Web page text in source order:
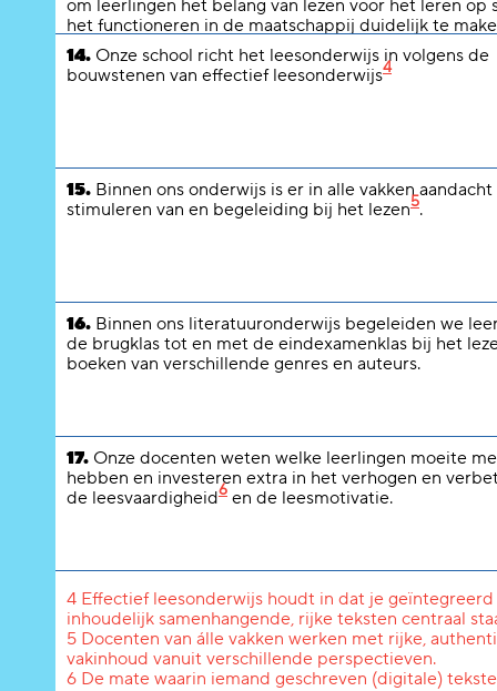
om leerlingen het belang van lezen voor het leren op
het functioneren in de maatschappij duidelijk te
14. Onze school richt het leesonderwijs in volgens de
bouwstenen van effectief leesonderwijs4
15. Binnen ons onderwijs is er in alle vakken
stimuleren van en begeleiding bij het lezen5.
16. Binnen ons literatuuronderwijs begeleiden we
de brugklas tot en met de eindexamenklas bij het
boeken van verschillende genres en auteurs.
17. Onze docenten weten welke leerlingen moeite
hebben en investeren extra in het verhogen en
de leesvaardigheid6 en de leesmotivatie.
4 Effectief leesonderwijs houdt in dat je
inhoudelijk samenhangende, rijke teksten centraal
5 Docenten van álle vakken werken met rijke,
vakinhoud vanuit verschillende perspectieven.
6 De mate waarin iemand geschreven (digitale)